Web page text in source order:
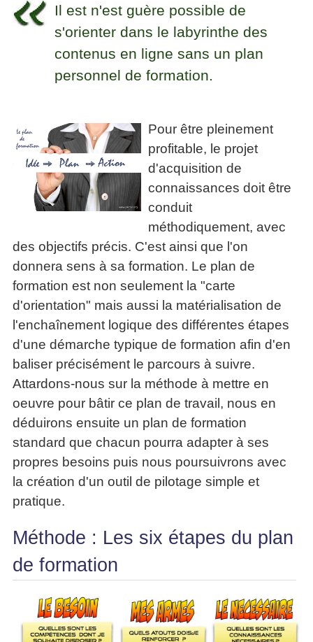
ebook
Perfonomique
articles
Il est n'est guère possible de
s'orienter dans le labyrinthe des
contenus en ligne sans un plan
personnel de formation.
Pour être pleinement
profitable, le projet
d'acquisition de
connaissances doit être
conduit
méthodiquement, avec
des objectifs précis. C'est ainsi que l'on
donnera sens à sa formation. Le plan de
formation est non seulement la "carte
d'orientation" mais aussi la matérialisation de
l'enchaînement logique des différentes étapes
d'une démarche typique de formation afin d'en
baliser précisément le parcours à suivre.
Attardons-nous sur la méthode à mettre en
oeuvre pour bâtir ce plan de travail, nous en
déduirons ensuite un plan de formation
standard que chacun pourra adapter à ses
propres besoins puis nous poursuivrons avec
la création d'un outil de pilotage simple et
pratique.
Méthode : Les six étapes du plan
de formation